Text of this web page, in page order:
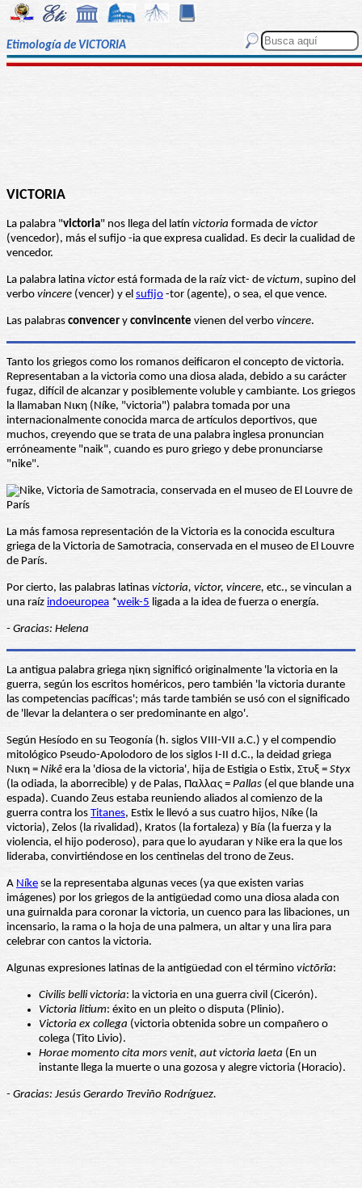
Etimología de VICTORIA
VICTORIA
La palabra "victoria" nos llega del latín victoria formada de victor
(vencedor), más el sufijo -ia que expresa cualidad. Es decir la cualidad de
vencedor.
La palabra latina victorestá formada de la raíz vict- de victum, supino del
verbo vincere (vencer) y el sufijo -tor (agente), o sea, el que vence.
Las palabras convencer y convincente vienen del verbo vincere.
Tanto los griegos como los romanos deificaron el concepto de victoria.
Representaban a la victoria como una diosa alada, debido a su carácter
fugaz, difícil de alcanzar y posiblemente voluble y cambiante. Los griegos
la llamaban Νικη (Níke, "victoria") palabra tomada por una
internacionalmente conocida marca de artículos deportivos, que
muchos, creyendo que se trata de una palabra inglesa pronuncian
erróneamente "naik", cuando es puro griego y debe pronunciarse
"nike".
La más famosa representación de la Victoria es la conocida escultura
griega de la Victoria de Samotracia, conservada en el museo de El Louvre
de París.
Por cierto, las palabras latinas victoria, victor, vincere, etc., se vinculan a
una raíz indoeuropea *weik-5 ligada a la idea de fuerza o energía.
- Gracias: Helena
La antigua palabra griega ηίκη significó originalmente 'la victoria en la
guerra, según los escritos homéricos, pero también 'la victoria durante
las competencias pacíficas'; más tarde también se usó con el significado
de 'llevar la delantera o ser predominante en algo'.
Según Hesíodo en su Teogonía (h. siglos VIII-VII a.C.) y el compendio
mitológico Pseudo-Apolodoro de los siglos I-II d.C., la deidad griega
Νικη = Nikê era la 'diosa de la victoria', hija de Estigia o Estix, Στυξ = Styx
(la odiada, la aborrecible) y de Palas, Παλλας = Pallas (el que blande una
espada). Cuando Zeus estaba reuniendo aliados al comienzo de la
guerra contra los Titanes, Estix le llevó a sus cuatro hijos, Níke (la
victoria), Zelos (la rivalidad), Kratos (la fortaleza) y Bía (la fuerza y la
violencia, el hijo poderoso), para que lo ayudaran y Nike era la que los
lideraba, convirtiéndose en los centinelas del trono de Zeus.
A Níke se la representaba algunas veces (ya que existen varias
imágenes) por los griegos de la antigüedad como una diosa alada con
una guirnalda para coronar la victoria, un cuenco para las libaciones, un
incensario, la rama o la hoja de una palmera, un altar y una lira para
celebrar con cantos la victoria.
Algunas expresiones latinas de la antigüedad con el término victōrĭa:
Civilis belli victoria: la victoria en una guerra civil (Cicerón).
Victoria litium: éxito en un pleito o disputa (Plinio).
Victoria ex collega (victoria obtenida sobre un compañero o
colega (Tito Livio).
Horae momento cita mors venit, aut victoria laeta (En un
instante llega la muerte o una gozosa y alegre victoria (Horacio).
- Gracias: Jesús Gerardo Treviño Rodríguez.